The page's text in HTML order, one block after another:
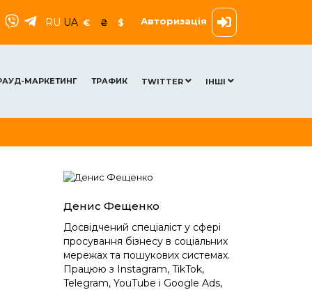
RU UA € ₴ $ Авторизація
МАРКЕТИНГ ТРАФИК TWITTER ІНШІ
Денис Фещенко
Досвідчений спеціаліст у сфері
просування бізнесу в соціальних
мережах та пошукових системах.
Працюю з Instagram, TikTok,
Telegram, YouTube і Google Ads,